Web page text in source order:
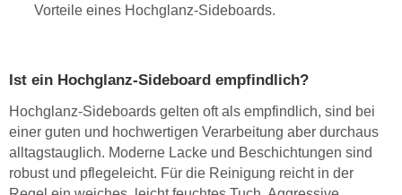
Vorteile eines Hochglanz-Sideboards.
Ist ein Hochglanz-Sideboard empfindlich?
Hochglanz-Sideboards gelten oft als empfindlich, sind bei
einer guten und hochwertigen Verarbeitung aber durchaus
alltagstauglich. Moderne Lacke und Beschichtungen sind
robust und pflegeleicht. Für die Reinigung reicht in der